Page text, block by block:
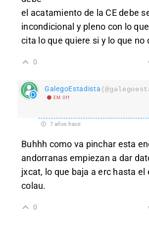
el acatamiento de la CE debe
incondicional y pleno con lo
cita lo que quiere si y lo que no
0
GalegoEstadista
EM Off
7 años hace
Buhhh como va pinchar esta
andorranas empiezan a dar
jxcat, lo que baja a erc hasta el
colau.
0